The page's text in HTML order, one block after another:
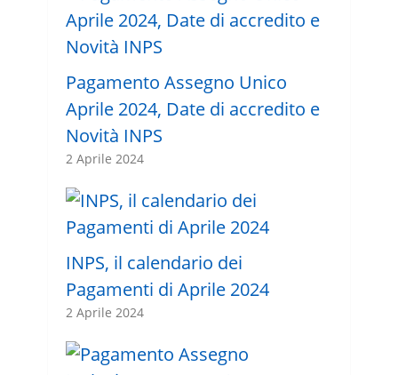
Pagamento Assegno Unico
Aprile 2024, Date di accredito e
Novità INPS
2 Aprile 2024
INPS, il calendario dei
Pagamenti di Aprile 2024
2 Aprile 2024